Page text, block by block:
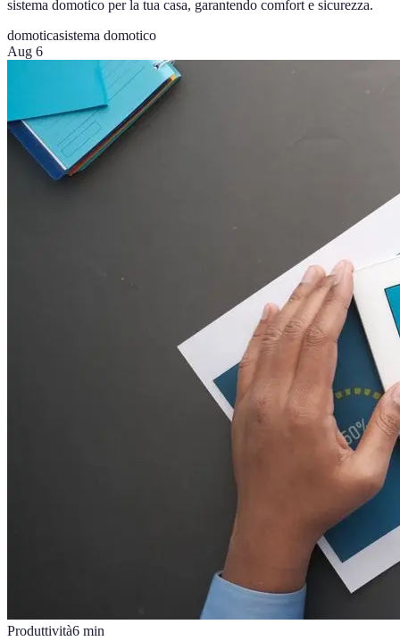
sistema domotico per la tua casa, garantendo comfort e sicurezza.
domoticasistema domotico
Aug 6
Produttività6 min